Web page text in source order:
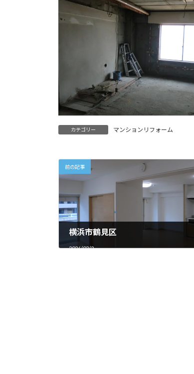
カテゴリー マンションリフォーム
前の記事
横浜市鶴見区
2026/03/2